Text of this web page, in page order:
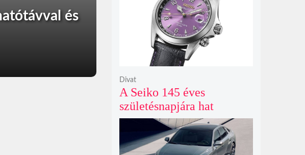
és
A Seiko 145 éves
születésnapjára hat
limitált kiadású Edo-lila
számlapos modellt hozott
ki
Divat